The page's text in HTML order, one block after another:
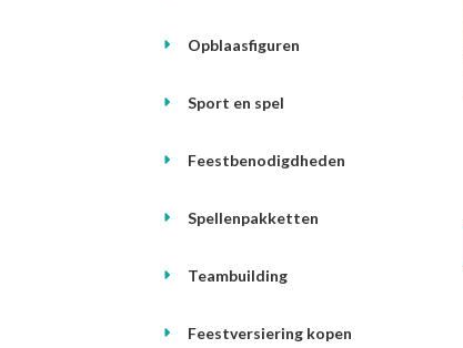
Opblaasfiguren
Sport en spel
Feestbenodigdheden
Spellenpakketten
Teambuilding
Feestversiering kopen